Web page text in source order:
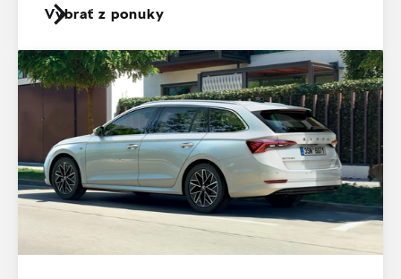
Vybrať z ponuky